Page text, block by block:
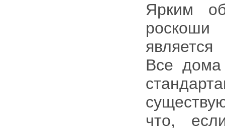
Ярким
роскоши
Все дома
что,